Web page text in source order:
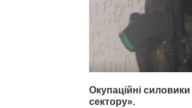
Окупаційні
сектору».